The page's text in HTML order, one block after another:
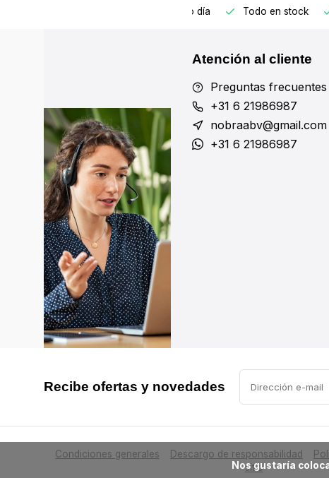
antes de las 17:00, enviado el mismo día Todo en stock
Atención al cliente
Preguntas frecuentes
+31 6 21986987
nobraabv@gmail.com
+31 6 21986987
Recibe ofertas y novedades
Condiciones generales Descargo de responsabilidad
sitio